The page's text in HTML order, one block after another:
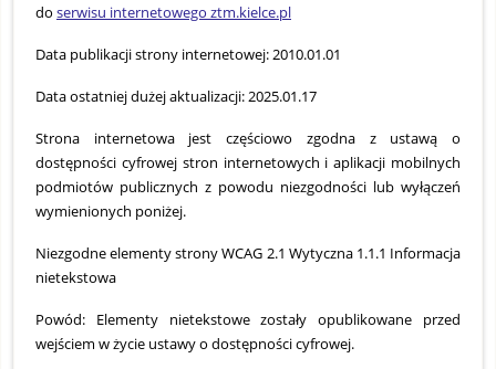
do serwisu internetowego ztm.kielce.pl
Data publikacji strony internetowej: 2010.01.01
Data ostatniej dużej aktualizacji: 2025.01.17
Strona internetowa jest częściowo zgodna z ustawą o
dostępności cyfrowej stron internetowych i aplikacji mobilnych
podmiotów publicznych z powodu niezgodności lub wyłączeń
wymienionych poniżej.
Niezgodne elementy strony WCAG 2.1 Wytyczna 1.1.1 Informacja
nietekstowa
Powód: Elementy nietekstowe zostały opublikowane przed
wejściem w życie ustawy o dostępności cyfrowej.